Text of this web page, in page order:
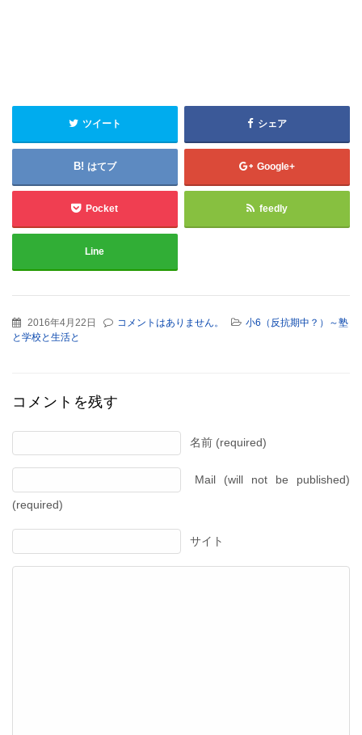
ツイート シェア
はてブ Google+
Pocket feedly
Line
2016年4月22日 コメントはありません。
小6（反抗期中？）～塾
と学校と生活と
コメントを残す
名前 (required)
Mail (will not be published)
(required)
サイト